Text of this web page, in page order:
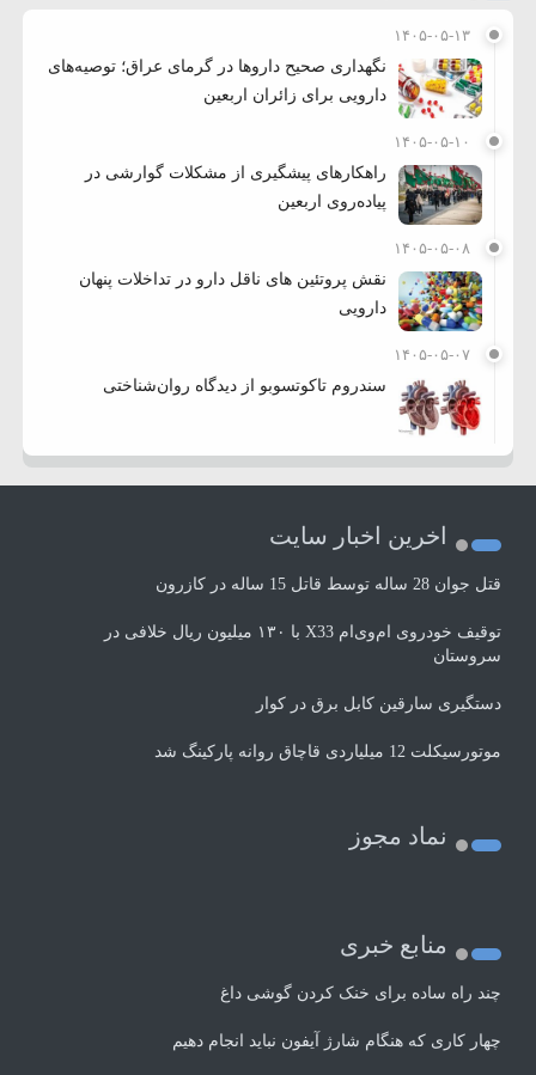
۱۴۰۵-۰۵-۱۳
نگهداری صحیح داروها در گرمای عراق؛ توصیه‌های
دارویی برای زائران اربعین
۱۴۰۵-۰۵-۱۰
راهکارهای پیشگیری از مشکلات گوارشی در
پیاده‌روی اربعین
۱۴۰۵-۰۵-۰۸
نقش پروتئین های ناقل دارو در تداخلات پنهان
دارویی
۱۴۰۵-۰۵-۰۷
سندروم تاکوتسوبو از دیدگاه روان‌شناختی
اخرین اخبار سایت
قتل جوان 28 ساله توسط قاتل 15 ساله در کازرون
توقیف خودروی ام‌وی‌ام X33 با ۱۳۰ میلیون ریال خلافی در
سروستان
دستگیری سارقین کابل برق در کوار
موتورسيكلت 12 ميلياردی قاچاق روانه پاركينگ شد
نماد مجوز
منابع خبری
چند راه‌ ساده برای خنک کردن گوشی داغ
چهار کاری که هنگام شارژ آیفون نباید انجام دهیم